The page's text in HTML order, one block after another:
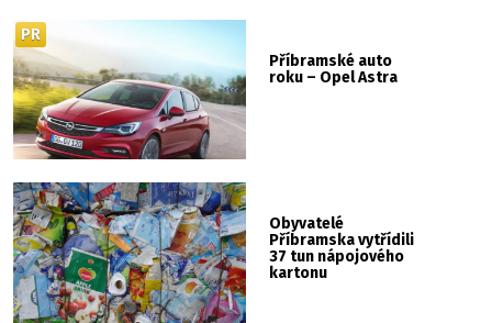
Příbramské auto
roku – Opel Astra
PR
Obyvatelé
Příbramska vytřídili
37 tun nápojového
kartonu